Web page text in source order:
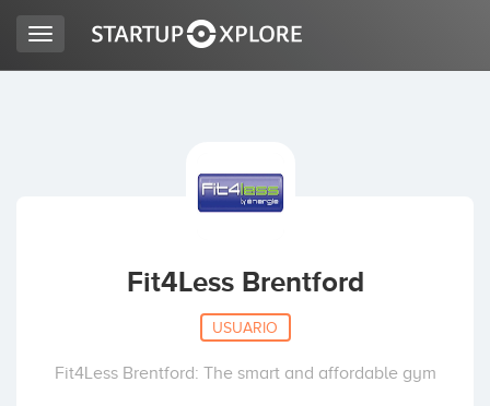
Toggle
navigation
Fit4Less Brentford
USUARIO
Fit4Less Brentford: The smart and affordable gym